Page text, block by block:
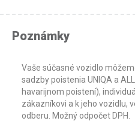
Poznámky
Vaše súčasné vozidlo
sadzby poistenia UNIQA a
havarijnom poistení),
zákazníkovi a k jeho vozidlu,
odberu. Možný odpočet DPH.